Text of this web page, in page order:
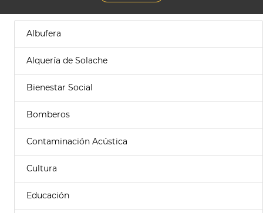
Albufera
Alquería de Solache
Bienestar Social
Bomberos
Contaminación Acústica
Cultura
Educación